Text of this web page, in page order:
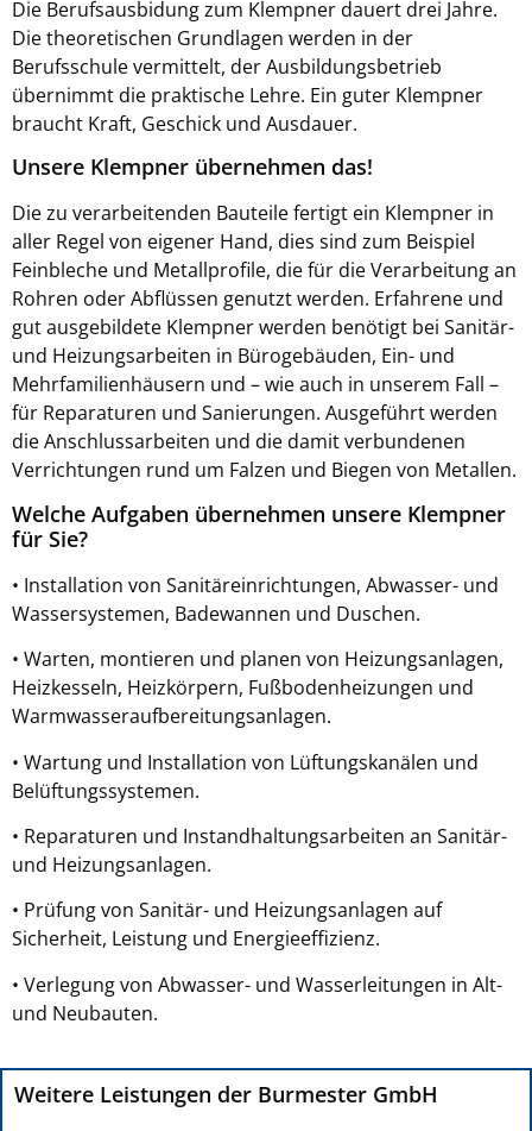
Die Berufsausbidung zum Klempner dauert drei Jahre.
Die theoretischen Grundlagen werden in der
Berufsschule vermittelt, der Ausbildungsbetrieb
übernimmt die praktische Lehre. Ein guter Klempner
braucht Kraft, Geschick und Ausdauer.
Unsere Klempner übernehmen das!
Die zu verarbeitenden Bauteile fertigt ein Klempner in
aller Regel von eigener Hand, dies sind zum Beispiel
Feinbleche und Metallprofile, die für die Verarbeitung an
Rohren oder Abflüssen genutzt werden. Erfahrene und
gut ausgebildete Klempner werden benötigt bei Sanitär-
und Heizungsarbeiten in Bürogebäuden, Ein- und
Mehrfamilienhäusern und – wie auch in unserem Fall –
für Reparaturen und Sanierungen. Ausgeführt werden
die Anschlussarbeiten und die damit verbundenen
Verrichtungen rund um Falzen und Biegen von Metallen.
Welche Aufgaben übernehmen unsere Klempner
für Sie?
• Installation von Sanitäreinrichtungen, Abwasser- und
Wassersystemen, Badewannen und Duschen.
• Warten, montieren und planen von Heizungsanlagen,
Heizkesseln, Heizkörpern, Fußbodenheizungen und
Warmwasseraufbereitungsanlagen.
• Wartung und Installation von Lüftungskanälen und
Belüftungssystemen.
• Reparaturen und Instandhaltungsarbeiten an Sanitär-
und Heizungsanlagen.
• Prüfung von Sanitär- und Heizungsanlagen auf
Sicherheit, Leistung und Energieeffizienz.
• Verlegung von Abwasser- und Wasserleitungen in Alt-
und Neubauten.
Weitere Leistungen der Burmester GmbH